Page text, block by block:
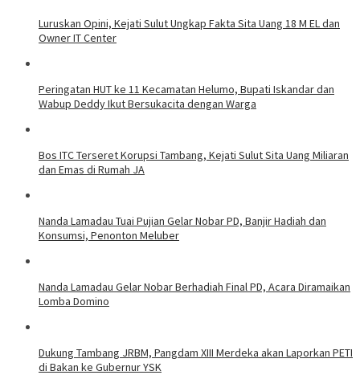
Luruskan Opini, Kejati Sulut Ungkap Fakta Sita Uang 18 M EL dan
Owner IT Center
Peringatan HUT ke 11 Kecamatan Helumo, Bupati Iskandar dan
Wabup Deddy Ikut Bersukacita dengan Warga
Bos ITC Terseret Korupsi Tambang, Kejati Sulut Sita Uang Miliaran
dan Emas di Rumah JA
Nanda Lamadau Tuai Pujian Gelar Nobar PD, Banjir Hadiah dan
Konsumsi, Penonton Meluber
Nanda Lamadau Gelar Nobar Berhadiah Final PD, Acara Diramaikan
Lomba Domino
Dukung Tambang JRBM, Pangdam XIII Merdeka akan Laporkan PETI
di Bakan ke Gubernur YSK